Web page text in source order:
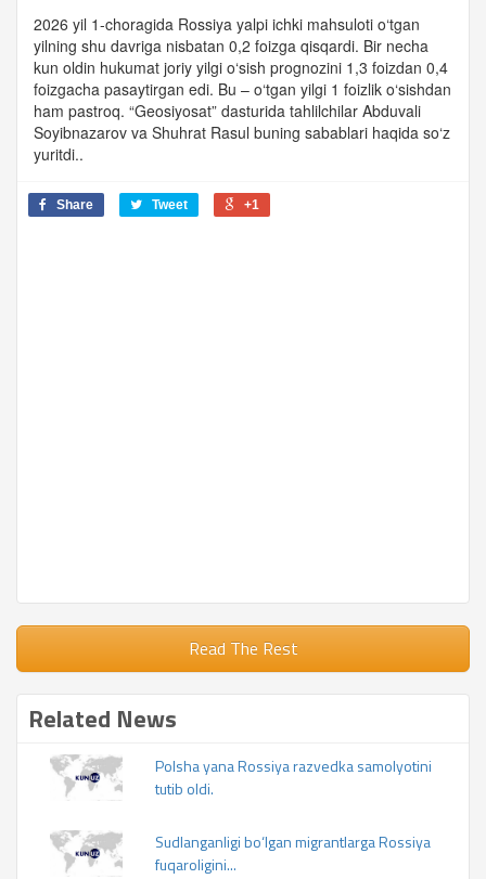
2026 yil 1-choragida Rossiya yalpi ichki mahsuloti o‘tgan
yilning shu davriga nisbatan 0,2 foizga qisqardi. Bir necha
kun oldin hukumat joriy yilgi o‘sish prognozini 1,3 foizdan 0,4
foizgacha pasaytirgan edi. Bu – o‘tgan yilgi 1 foizlik o‘sishdan
ham pastroq. “Geosiyosat” dasturida tahlilchilar Abduvali
Soyibnazarov va Shuhrat Rasul buning sabablari haqida so‘z
yuritdi..
Share Tweet +1
Read The Rest
Related News
Polsha yana Rossiya razvedka samolyotini
tutib oldi.
Sudlanganligi bo‘lgan migrantlarga Rossiya
fuqaroligini...